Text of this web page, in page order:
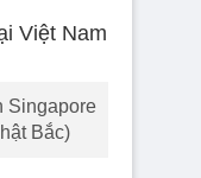
Singapore
Bắc)